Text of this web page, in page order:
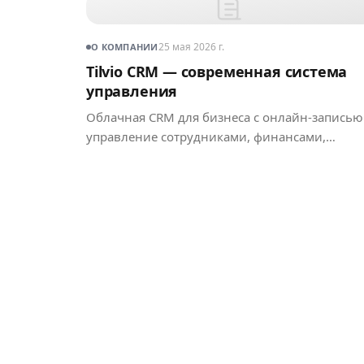
О КОМПАНИИ25 мая 2026 г.
Tilvio CRM — современная система
управления
Облачная CRM для бизнеса с онлайн-
управление сотрудниками, финансами,